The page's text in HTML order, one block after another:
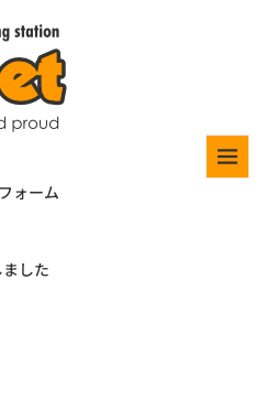
ォーム
した